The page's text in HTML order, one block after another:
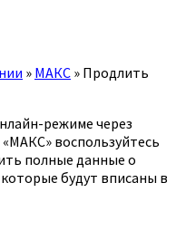
» МАКС » Продлить
режиме через
воспользуйтесь
полные данные о
будут вписаны в